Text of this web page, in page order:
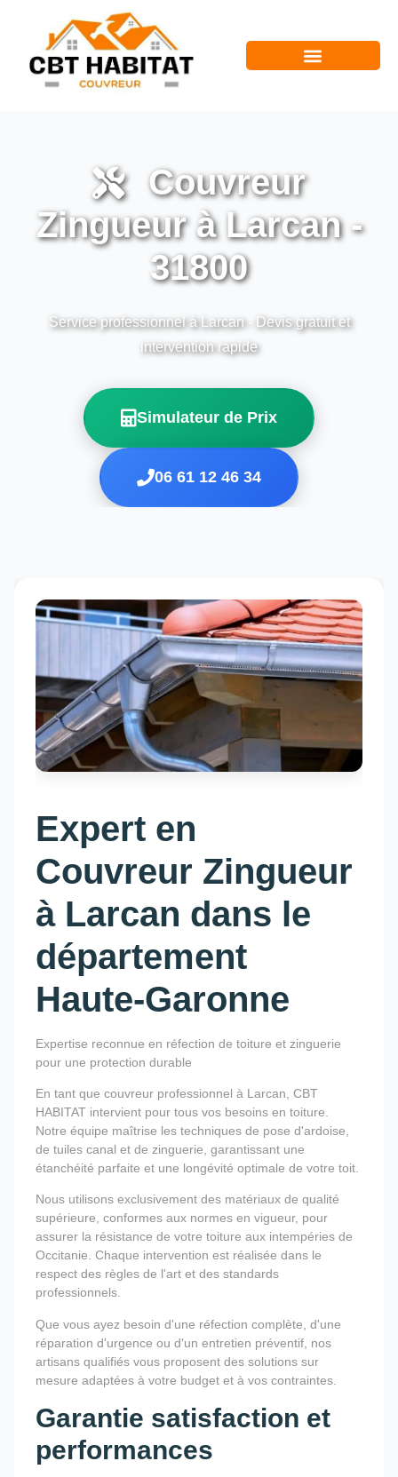
Couvreur
Zingueur à Larcan -
31800
Service professionnel à Larcan - Devis gratuit et
intervention rapide
Simulateur de Prix
06 61 12 46 34
Expert en
Couvreur Zingueur
à Larcan dans le
département
Haute-Garonne
Expertise reconnue en réfection de toiture et zinguerie
pour une protection durable
En tant que couvreur professionnel à Larcan, CBT
HABITAT intervient pour tous vos besoins en toiture.
Notre équipe maîtrise les techniques de pose d'ardoise,
de tuiles canal et de zinguerie, garantissant une
étanchéité parfaite et une longévité optimale de votre toit.
Nous utilisons exclusivement des matériaux de qualité
supérieure, conformes aux normes en vigueur, pour
assurer la résistance de votre toiture aux intempéries de
Occitanie. Chaque intervention est réalisée dans le
respect des règles de l'art et des standards
professionnels.
Que vous ayez besoin d'une réfection complète, d'une
réparation d'urgence ou d'un entretien préventif, nos
artisans qualifiés vous proposent des solutions sur
mesure adaptées à votre budget et à vos contraintes.
Garantie satisfaction et
performances